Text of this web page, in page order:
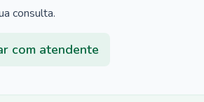
consulta.
com atendente